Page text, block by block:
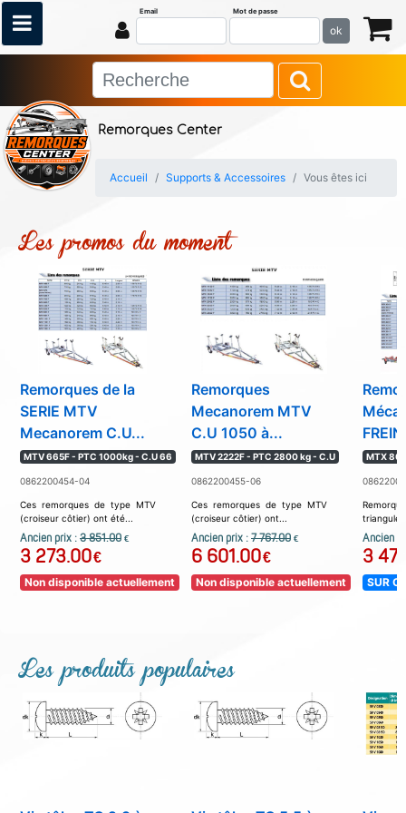
Remorques Center
Email Mot de passe
ok
Accueil Supports & Accessoires Vous êtes ici
Les promos du moment
Remorques de la
SERIE MTV
Mecanorem C.U...
MTV 665F - PTC 1000kg - C.U 66
0862200454-04
Ces remorques de type MTV
(croiseur côtier) ont été...
Ancien prix : 3 851.00 €
3 273.00€
Non disponible actuellement
Remorques
Mecanorem MTV
C.U 1050 à...
MTV 2222F - PTC 2800 kg - C.U
0862200455-06
Ces remorques de type MTV
(croiseur côtier) ont...
Ancien prix : 7 767.00 €
6 601.00€
Non disponible actuellement
MTX
Ancien
3
SUR
Les produits populaires